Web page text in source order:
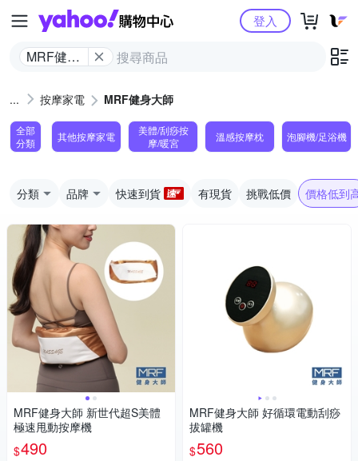
Yahoo購物中心
MRF健身
登入
按摩家電 MRF健身大師
全部
分類
其他按摩家電
美體/刮痧按
摩/暖宮
溫感按摩枕 泡腳機/足浴機
分類 品牌 快速到貨 有現貨 挑戰低價 價格低到
MRF健身大師 新世代超S美體
極速甩動按摩機
$490
MRF健身大師 好循環電動刮痧
拔罐機
$560